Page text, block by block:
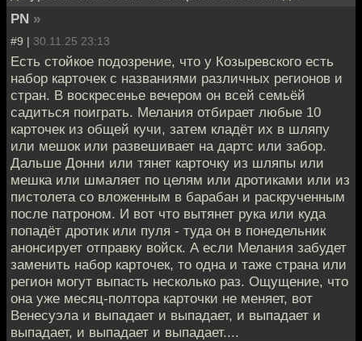
PN »
#9 | 30.11.25 23:13
Есть стойкое подозрение, что у Козыревского есть
набор карточек с названиями различных регионов и
стран. В воскресенье вечером он всей семьёй
садиться поиграть. Мелания отбирает любые 10
карточек из общей кучи, затем кладёт их в шляпу
или мешок или развешивает на дартс или забор.
Дальше Донни или тянет карточку из шляпы или
мешка или шмаляет по целям или дротиками или из
пистолета со вложенным в барабан и раскрученным
после патроном. И вот что вытянет рука или куда
попадёт дротик или пуля - туда он в понедельник
анонсирует отправку войск. А если Мелания забудет
заменить набор карточек, то одна и таже страна или
регион могут выпасть несколько раз. Ощущение, что
она уже месяц-полтора карточки не меняет, вот
Венесуэла и выпадает и выпадает, и выпадает и
выпадает, и выпадает и выпадает....